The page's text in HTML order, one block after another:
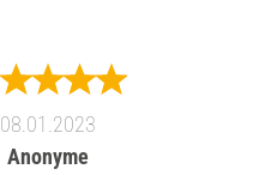
08.01.2023
Anonyme